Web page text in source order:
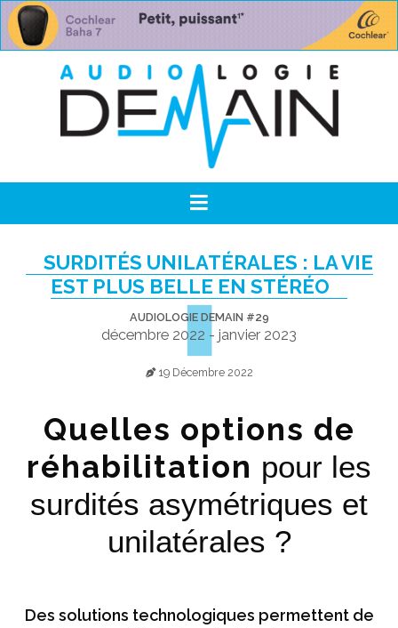
SURDITÉS UNILATÉRALES : LA VIE
EST PLUS BELLE EN STÉRÉO
AUDIOLOGIE DEMAIN #29
décembre 2022 - janvier 2023
19 Décembre 2022
Quelles options de
réhabilitation pour les
surdités asymétriques et
unilatérales ?
Des solutions technologiques permettent de